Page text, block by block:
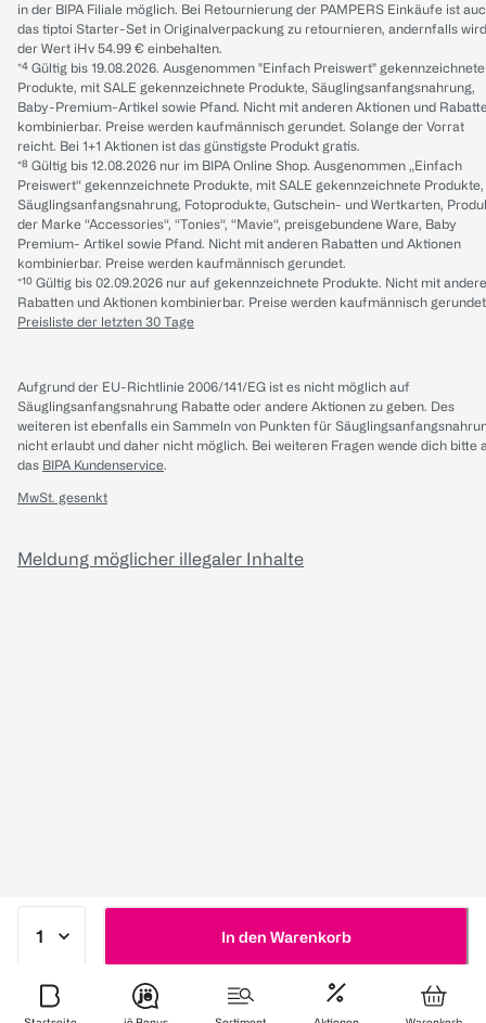
In den Warenkorb
in der BIPA Filiale möglich. Bei Retournierung der PAMPERS Einkäufe ist
das tiptoi Starter-Set in Originalverpackung zu retournieren, andernfalls wird
der Wert iHv 54.99 € einbehalten.
*⁴ Gültig bis 19.08.2026. Ausgenommen "Einfach Preiswert" gekennzeichnete
Produkte, mit SALE gekennzeichnete Produkte, Säuglingsanfangsnahrung,
Baby-Premium-Artikel sowie Pfand. Nicht mit anderen Aktionen und
kombinierbar. Preise werden kaufmännisch gerundet. Solange der Vorrat
reicht. Bei 1+1 Aktionen ist das günstigste Produkt gratis.
*⁸ Gültig bis 12.08.2026 nur im BIPA Online Shop. Ausgenommen „Einfach
Preiswert“ gekennzeichnete Produkte, mit SALE gekennzeichnete Produkte,
Säuglingsanfangsnahrung, Fotoprodukte, Gutschein- und Wertkarten,
der Marke “Accessories“, “Tonies“, “Mavie“, preisgebundene Ware, Baby
Premium- Artikel sowie Pfand. Nicht mit anderen Rabatten und Aktionen
kombinierbar. Preise werden kaufmännisch gerundet.
*¹⁰ Gültig bis 02.09.2026 nur auf gekennzeichnete Produkte. Nicht mit
Rabatten und Aktionen kombinierbar. Preise werden kaufmännisch
Preisliste der letzten 30 Tage
Aufgrund der EU-Richtlinie 2006/141/EG ist es nicht möglich auf
Säuglingsanfangsnahrung Rabatte oder andere Aktionen zu geben. Des
weiteren ist ebenfalls ein Sammeln von Punkten für
nicht erlaubt und daher nicht möglich. Bei weiteren Fragen wende dich bitte
das BIPA Kundenservice.
MwSt. gesenkt
Meldung möglicher illegaler Inhalte